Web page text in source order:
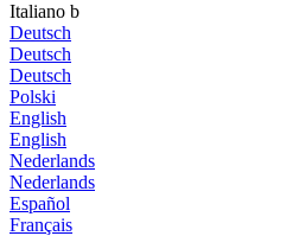
Italiano b
Deutsch
Deutsch
Deutsch
Polski
English
English
Nederlands
Nederlands
Español
Français